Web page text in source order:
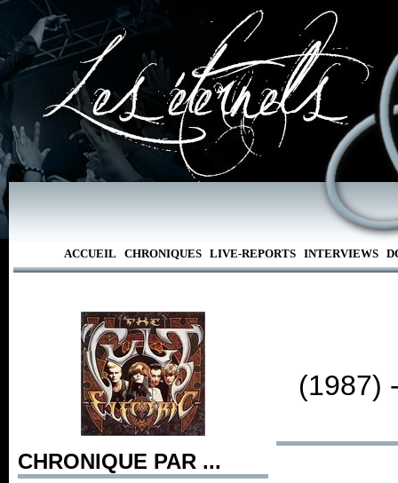
ACCUEIL CHRONIQUES LIVE-REPORTS INTERVIEWS
CHRONIQUE PAR ...
(1987)